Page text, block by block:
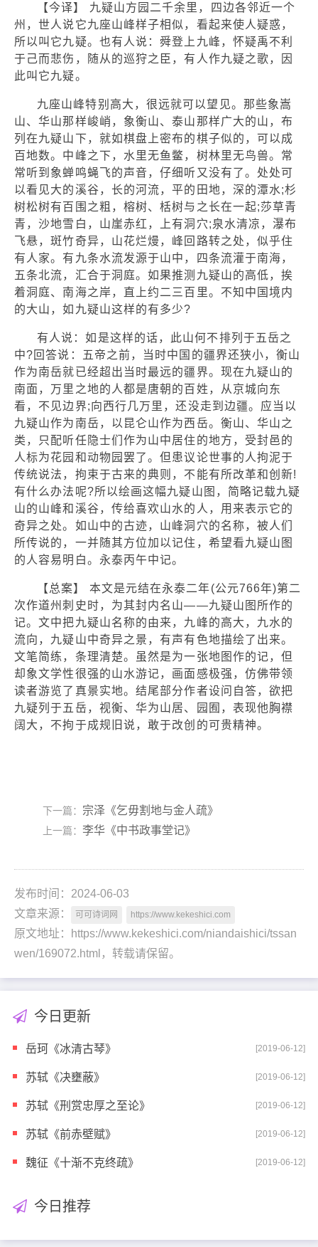
【今译】 九疑山方园二千余里，四边各邻近一个
州，世人说它九座山峰样子相似，看起来使人疑惑，
所以叫它九疑。也有人说：舜登上九峰，怀疑禹不利
于己而悲伤，随从的巡狩之臣，有人作九疑之歌，因
此叫它九疑。
九座山峰特别高大，很远就可以望见。那些象嵩
山、华山那样峻峭，象衡山、泰山那样广大的山，布
列在九疑山下，就如棋盘上密布的棋子似的，可以成
百地数。中峰之下，水里无鱼鳖，树林里无鸟兽。常
常听到象蝉鸣蝇飞的声音，仔细听又没有了。处处可
以看见大的溪谷，长的河流，平的田地，深的潭水;杉
树松树有百围之粗，榕树、栝树与之长在一起;莎草青
青，沙地雪白，山崖赤红，上有洞穴;泉水清凉，瀑布
飞悬，斑竹奇异，山花烂熳，峰回路转之处，似乎住
有人家。有九条水流发源于山中，四条流灌于南海，
五条北流，汇合于洞庭。如果推测九疑山的高低，挨
着洞庭、南海之岸，直上约二三百里。不知中国境内
的大山，如九疑山这样的有多少?
有人说：如是这样的话，此山何不排列于五岳之
中?回答说：五帝之前，当时中国的疆界还狭小，衡山
作为南岳就已经超出当时最远的疆界。现在九疑山的
南面，万里之地的人都是唐朝的百姓，从京城向东
看，不见边界;向西行几万里，还没走到边疆。应当以
九疑山作为南岳，以昆仑山作为西岳。衡山、华山之
类，只配听任隐士们作为山中居住的地方，受封邑的
人标为花园和动物园罢了。但患议论世事的人拘泥于
传统说法，拘束于古来的典则，不能有所改革和创新!
有什么办法呢?所以绘画这幅九疑山图，简略记载九疑
山的山峰和溪谷，传给喜欢山水的人，用来表示它的
奇异之处。如山中的古迹，山峰洞穴的名称，被人们
所传说的，一并随其方位加以记住，希望看九疑山图
的人容易明白。永泰丙午中记。
【总案】 本文是元结在永泰二年(公元766年)第二
次作道州刺史时，为其封内名山——九疑山图所作的
记。文中把九疑山名称的由来，九峰的高大，九水的
流向，九疑山中奇异之景，有声有色地描绘了出来。
文笔简练，条理清楚。虽然是为一张地图作的记，但
却象文学性很强的山水游记，画面感极强，仿佛带领
读者游览了真景实地。结尾部分作者设问自答，欲把
九疑列于五岳，视衡、华为山居、园囿，表现他胸襟
阔大，不拘于成规旧说，敢于改创的可贵精神。
下一篇： 宗泽《乞毋割地与金人疏》
上一篇： 李华《中书政事堂记》
发布时间：2024-06-03
文章来源：
可可诗词网 https://www.kekeshici.com
原文地址：https://www.kekeshici.com/niandaishici/tssan
wen/169072.html，转载请保留。
今日更新
岳珂《冰清古琴》 [2019-06-12]
苏轼《决壅蔽》 [2019-06-12]
苏轼《刑赏忠厚之至论》 [2019-06-12]
苏轼《前赤壁赋》 [2019-06-12]
魏征《十渐不克终疏》 [2019-06-12]
今日推荐